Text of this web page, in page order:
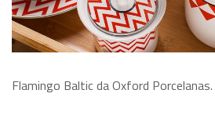
Flamingo Baltic da Oxford Porcelanas.